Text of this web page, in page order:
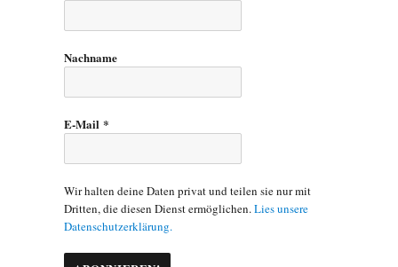
Nachname
E-Mail *
Wir halten deine Daten privat und teilen sie nur mit
Dritten, die diesen Dienst ermöglichen.Lies unsere
Datenschutzerklärung.